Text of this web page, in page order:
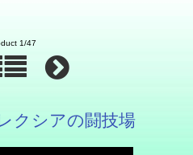
1/47
クシアの闘技場